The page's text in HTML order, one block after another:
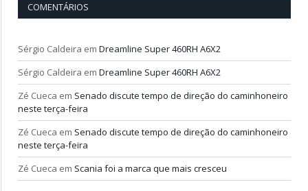
COMENTÁRIOS
Sérgio Caldeira em Dreamline Super 460RH A6X2
Sérgio Caldeira em Dreamline Super 460RH A6X2
Zé Cueca em Senado discute tempo de direção do caminhoneiro
neste terça-feira
Zé Cueca em Senado discute tempo de direção do caminhoneiro
neste terça-feira
Zé Cueca em Scania foi a marca que mais cresceu